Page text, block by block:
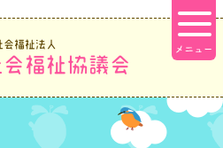
会福祉法人
福祉協議会